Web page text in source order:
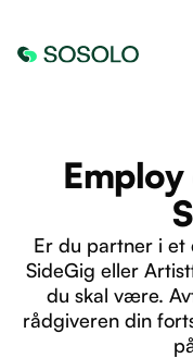
Employ
Er du partner i et
SideGig eller
du skal være.
rådgiveren din